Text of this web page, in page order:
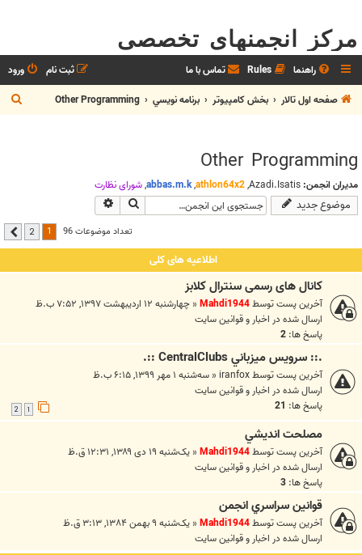
مرکز انجمنهای تخصصی
راهنما Rules تماس با ما ورود
ثبت نام
صفحه اول تالار
بخش كامپيوتر برنامه نويسي Other Programming
ج
س
Other Programming
مدیران انجمن: Azadi.Isatis
,
athlon64x2
,
abbas.m.k
,شوراي نظارت
موضوع جدید جستجو
تعداد موضوعات 96 2 بعدی
اطلاعیه های کلی
کانال های رسمی سنترال کلابز
آخرین پست توسطMahdi1944
« چهارشنبه ۱۲ اردیبهشت ۱۳۹۷, ۷:۵۲ ب.ظ
ارسال شده در اخبار و قوانين سايت
پاسخ ها: 2
.:: سرويس ميزباني CentralClubs ::.
آخرین پست توسطiranfox
« سه‌شنبه ۱ مهر ۱۳۹۹, ۶:۱۵ ب.ظ
ارسال شده در اخبار و قوانين سايت
پاسخ ها: 21
مصلحت انديشي
آخرین پست توسطMahdi1944
« یک‌شنبه ۱۹ دی ۱۳۸۹, ۱۲:۳۱ ق.ظ
ارسال شده در اخبار و قوانين سايت
پاسخ ها: 3
قوانين سراسري انجمن
آخرین پست توسطMahdi1944
« یک‌شنبه ۹ بهمن ۱۳۸۴, ۳:۱۳ ق.ظ
ارسال شده در اخبار و قوانين سايت